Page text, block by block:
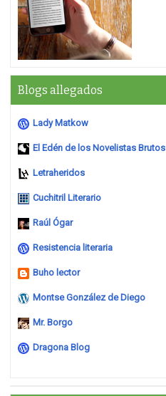
Blogs allegados
Lady Matkow
El Edén de los Novelistas Brutos
Letraheridos
Cuchitril Literario
Raúl Ógar
Resistencia literaria
Buho lector
Montse González de Diego
Mr. Borgo
Dragona Blog